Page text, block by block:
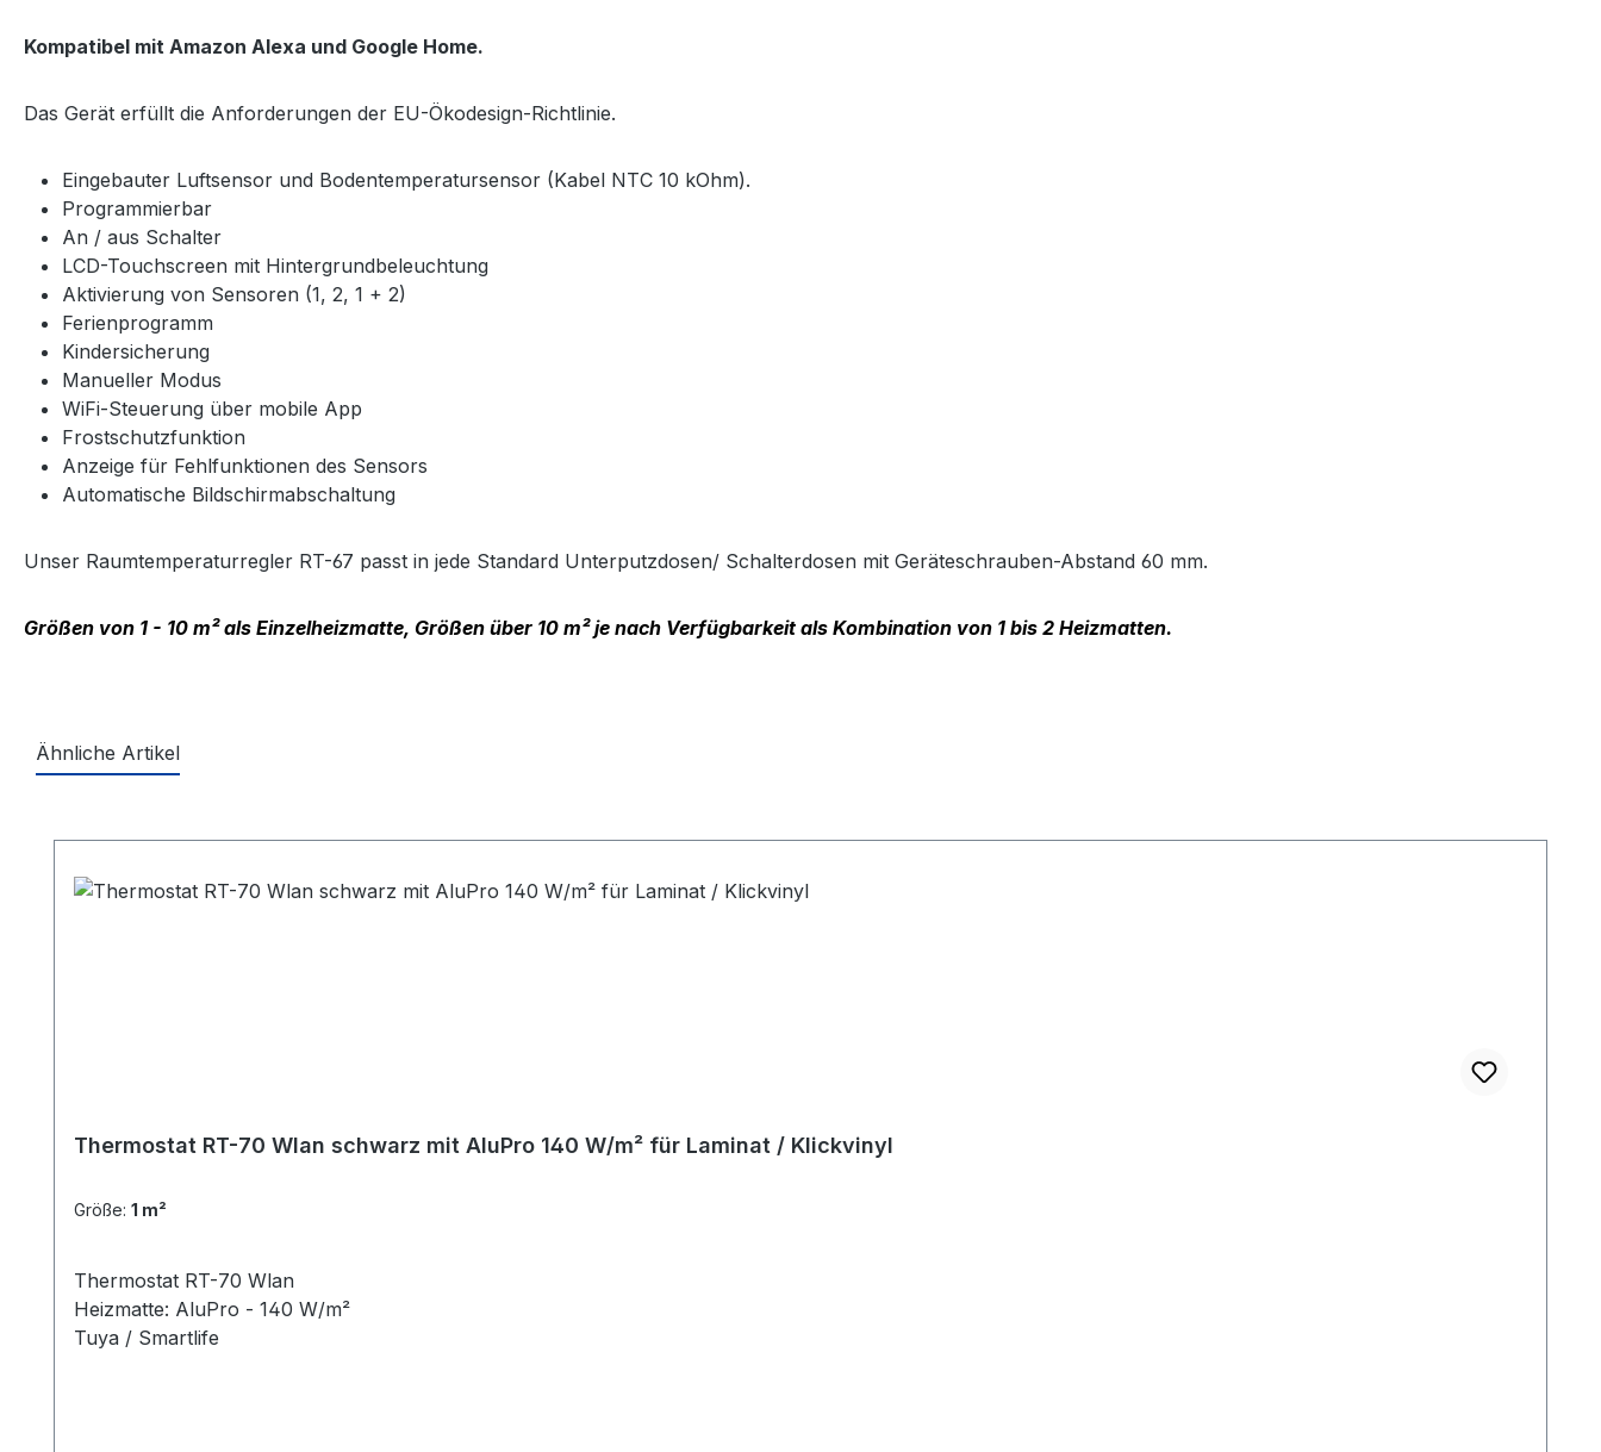
Kompatibel mit Amazon Alexa und Google Home.
Das Gerät erfüllt die Anforderungen der EU-Ökodesign-Richtlinie.
Eingebauter Luftsensor und Bodentemperatursensor (Kabel NTC 10 kOhm).
Programmierbar
An / aus Schalter
LCD-Touchscreen mit Hintergrundbeleuchtung
Aktivierung von Sensoren (1, 2, 1 + 2)
Ferienprogramm
Kindersicherung
Manueller Modus
WiFi-Steuerung über mobile App
Frostschutzfunktion
Anzeige für Fehlfunktionen des Sensors
Automatische Bildschirmabschaltung
Unser Raumtemperaturregler RT-67 passt in jede Standard Unterputzdosen/ Schalterdosen mit Geräteschrauben-Abstand 60 mm.
Größen von 1 - 10 m² als Einzelheizmatte, Größen über 10 m² je nach Verfügbarkeit als Kombination von 1 bis 2 Heizmatten.
Ähnliche Artikel
Thermostat RT-70 Wlan schwarz mit AluPro 140 W/m² für Laminat / Klickvinyl
Größe: 1 m²
Thermostat RT-70 Wlan
Heizmatte: AluPro - 140 W/m²
Tuya / Smartlife